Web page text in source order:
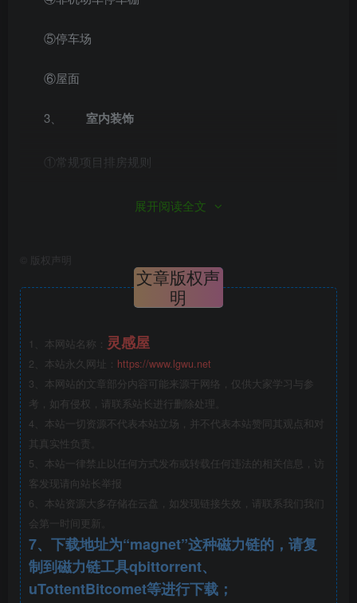
⑤停车场
⑥屋面
3、 室内装饰
①常规项目排房规则
②公共休闲区设计
⑥电梯
⑦客房区域
展开阅读全文
版权声明
文章版权声
明
1、本网站名称： 灵感屋
2、本站永久网址： https://www.lgwu.net
3、本网站的文章部分内容可能来源于网络，仅供大家学习与参
考，如有侵权，请联系站长进行删除处理。
4、本站一切资源不代表本站立场，并不代表本站赞同其观点和对
其真实性负责。
5、本站一律禁止以任何方式发布或转载任何违法的相关信息，访
客发现请向站长举报
6、本站资源大多存储在云盘，如发现链接失效，请联系我们我们
会第一时间更新。
7、下载地址为“magnet”这种磁力链的，请复
制到磁力链工具qbittorrent、
uTottentBitcomet等进行下载；